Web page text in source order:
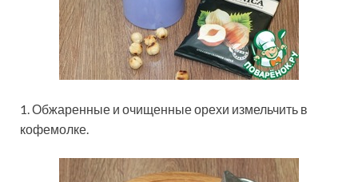
1. Обжаренные и очищенные орехи измельчить в
кофемолке.